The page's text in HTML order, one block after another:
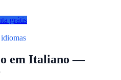
grátis
idiomas
em Italiano —